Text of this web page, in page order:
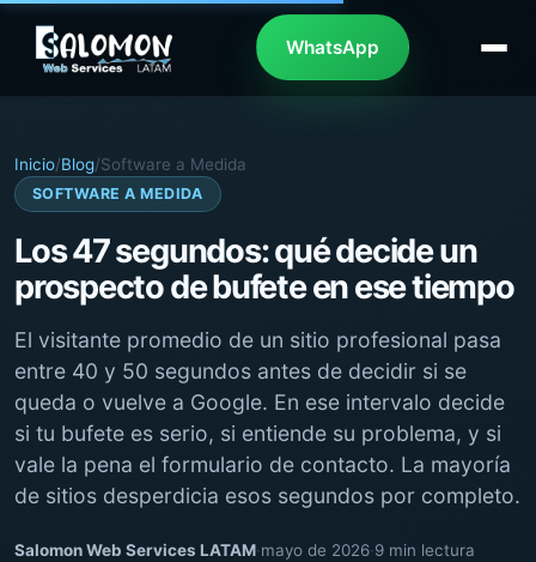
WhatsApp
Inicio/Blog/Software a Medida
SOFTWARE A MEDIDA
Los 47 segundos: qué decide un
prospecto de bufete en ese tiempo
El visitante promedio de un sitio profesional pasa
entre 40 y 50 segundos antes de decidir si se
queda o vuelve a Google. En ese intervalo decide
si tu bufete es serio, si entiende su problema, y si
vale la pena el formulario de contacto. La mayoría
de sitios desperdicia esos segundos por completo.
Salomon Web Services LATAM·mayo de 2026·9 min lectura